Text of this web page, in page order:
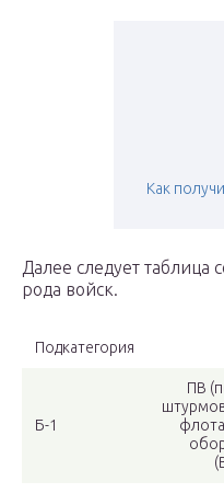
Как
Далее следует таблица
рода войск.
Подкатегория
Б-1
ПВ